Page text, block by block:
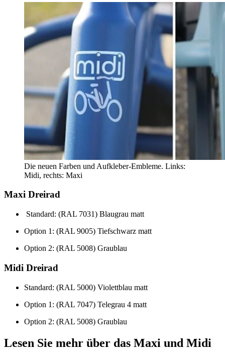
Die neuen Farben und Aufkleber-Embleme. Links:
Midi, rechts: Maxi
Maxi Dreirad
Standard: (RAL 7031) Blaugrau matt
Option 1: (RAL 9005) Tiefschwarz matt
Option 2: (RAL 5008) Graublau
Midi Dreirad
Standard: (RAL 5000) Violettblau matt
Option 1: (RAL 7047) Telegrau 4 matt
Option 2: (RAL 5008) Graublau
Lesen Sie mehr über das Maxi und Midi